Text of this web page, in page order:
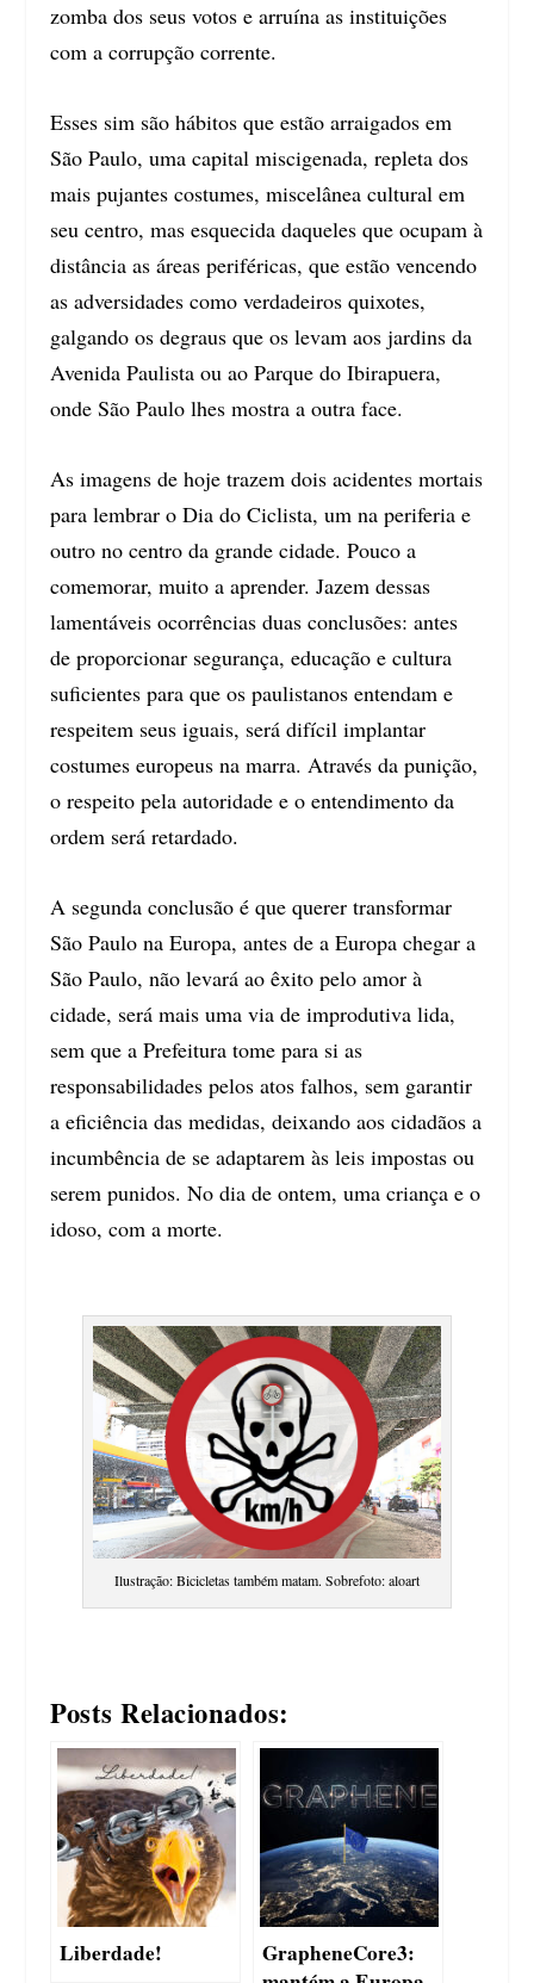
zomba dos seus votos e arruína as instituições
com a corrupção corrente.
Esses sim são hábitos que estão arraigados em
São Paulo, uma capital miscigenada, repleta dos
mais pujantes costumes, miscelânea cultural em
seu centro, mas esquecida daqueles que ocupam à
distância as áreas periféricas, que estão vencendo
as adversidades como verdadeiros quixotes,
galgando os degraus que os levam aos jardins da
Avenida Paulista ou ao Parque do Ibirapuera,
onde São Paulo lhes mostra a outra face.
As imagens de hoje trazem dois acidentes mortais
para lembrar o Dia do Ciclista, um na periferia e
outro no centro da grande cidade. Pouco a
comemorar, muito a aprender. Jazem dessas
lamentáveis ocorrências duas conclusões: antes
de proporcionar segurança, educação e cultura
suficientes para que os paulistanos entendam e
respeitem seus iguais, será difícil implantar
costumes europeus na marra. Através da punição,
o respeito pela autoridade e o entendimento da
ordem será retardado.
A segunda conclusão é que querer transformar
São Paulo na Europa, antes de a Europa chegar a
São Paulo, não levará ao êxito pelo amor à
cidade, será mais uma via de improdutiva lida,
sem que a Prefeitura tome para si as
responsabilidades pelos atos falhos, sem garantir
a eficiência das medidas, deixando aos cidadãos a
incumbência de se adaptarem às leis impostas ou
serem punidos. No dia de ontem, uma criança e o
idoso, com a morte.
Ilustração: Bicicletas também matam. Sobrefoto: aloart
Posts Relacionados:
Liberdade!
GrapheneCore3: